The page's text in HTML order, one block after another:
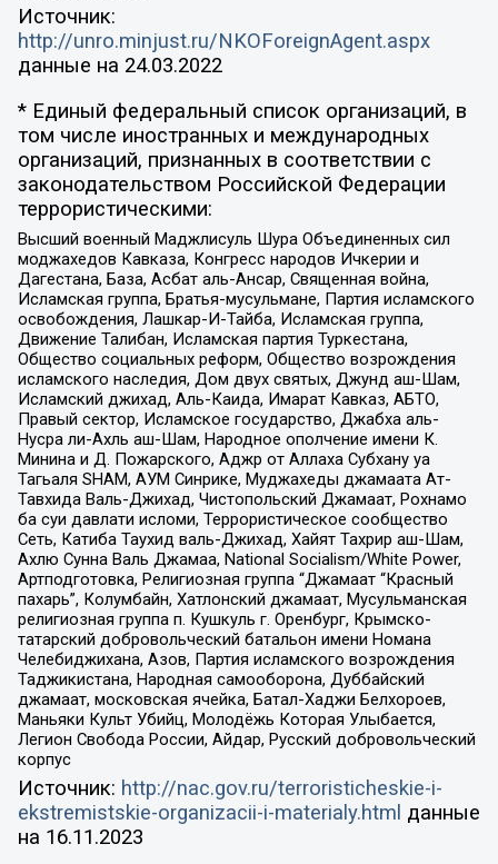
Источник:
http://unro.minjust.ru/NKOForeignAgent.aspx
данные на 24.03.2022
* Единый федеральный список организаций, в
том числе иностранных и международных
организаций, признанных в соответствии с
законодательством Российской Федерации
террористическими:
Высший военный Маджлисуль Шура Объединенных сил
моджахедов Кавказа, Конгресс народов Ичкерии и
Дагестана, База, Асбат аль-Ансар, Священная война,
Исламская группа, Братья-мусульмане, Партия исламского
освобождения, Лашкар-И-Тайба, Исламская группа,
Движение Талибан, Исламская партия Туркестана,
Общество социальных реформ, Общество возрождения
исламского наследия, Дом двух святых, Джунд аш-Шам,
Исламский джихад, Аль-Каида, Имарат Кавказ, АБТО,
Правый сектор, Исламское государство, Джабха аль-
Нусра ли-Ахль аш-Шам, Народное ополчение имени К.
Минина и Д. Пожарского, Аджр от Аллаха Субхану уа
Тагьаля SHAM, АУМ Синрике, Муджахеды джамаата Ат-
Тавхида Валь-Джихад, Чистопольский Джамаат, Рохнамо
ба суи давлати исломи, Террористическое сообщество
Сеть, Катиба Таухид валь-Джихад, Хайят Тахрир аш-Шам,
Ахлю Сунна Валь Джамаа, National Socialism/White Power,
Артподготовка, Религиозная группа “Джамаат “Красный
пахарь”, Колумбайн, Хатлонский джамаат, Мусульманская
религиозная группа п. Кушкуль г. Оренбург, Крымско-
татарский добровольческий батальон имени Номана
Челебиджихана, Азов, Партия исламского возрождения
Таджикистана, Народная самооборона, Дуббайский
джамаат, московская ячейка, Батал-Хаджи Белхороев,
Маньяки Культ Убийц, Молодёжь Которая Улыбается,
Легион Свобода России, Айдар, Русский добровольческий
корпус
Источник: http://nac.gov.ru/terroristicheskie-i-
ekstremistskie-organizacii-i-materialy.html данные
на 16.11.2023